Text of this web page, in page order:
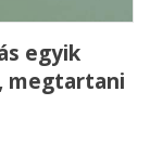
egyik
megtartani